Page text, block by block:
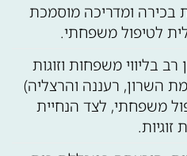
ומדריכה מוסמכת
לטיפול משפחתי.
רב בליווי משפחות וזוגות
השרון, רעננה והרצליה)
משפחתי, לצד הנחיית
זוגיות.